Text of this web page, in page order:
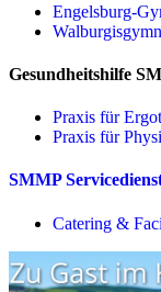
Engelsburg-
Gesundheitshilfe
Praxis für
Praxis für
SMMP
Catering &